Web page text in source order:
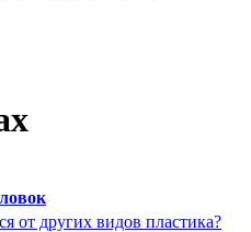
от других видов пластика?